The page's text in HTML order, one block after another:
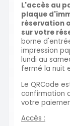
L'accès au
plaque
réservation
sur votre
borne
impression
lundi au
fermé la nuit
Le QRCode
confirmation
votre
Accès :